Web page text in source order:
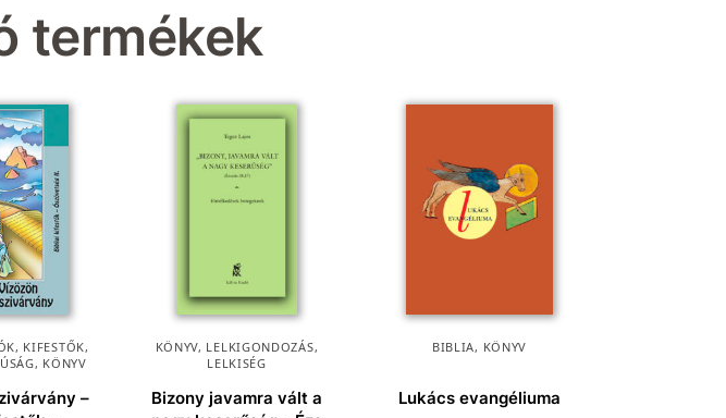
termékek
KIFESTŐK,
, KÖNYV
–
KÖNYV, LELKIGONDOZÁS,
LELKISÉG
Bizony javamra vált a
BIBLIA, KÖNYV
Lukács evangéliuma